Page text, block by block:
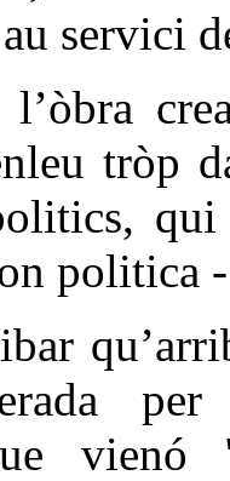
servici
l’òbra
tròp
politica
vienó